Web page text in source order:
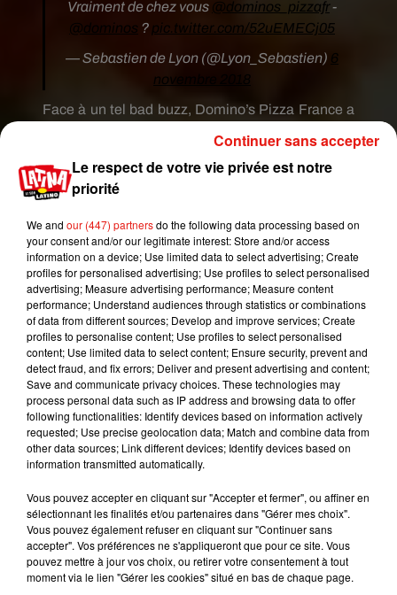
Publié : 13 novembre 2018 à 16h00 par Aurélie
Amcn
Vraiment de chez vous @dominos_pizzafr-
@dominos ? pic.twitter.com/52uEMECj05
— Sebastien de Lyon (@Lyon_Sebastien) 6
novembre 2018
Face à un tel bad buzz, Domino’s Pizza France a
Un tel comportement est
inacceptable et nuit fortement à l’image de notre
marque.Nous nous réservons le droit de porter
des faits(…).Nos équipes sont au travail pour
découvrir l’origine de la
vidéo. Domino’scondamne très fermement cet
acte.La qualité de nos produits et le service client
sont et demeurent nos priorités».
Nos équipes sont au travail pour découvrir
l’origine de la vidéo. Domino’s condamne très
fermement cet acte. La qualité des produits et le
service client sont et demeurent nos priorités
absolues. Nous nous réservons le droit de porter
l’affaire devant les tribunaux.
novembre 2018
Mundo Latino
Le respect de votre vie privée est notre
priorité
We and our (447) partnersdo the following data processing based on
your consent and/or our legitimate interest: Store and/or access
information on a device; Use limited data to select advertising; Create
profiles for personalised advertising; Use profiles to select personalised
advertising; Measure advertising performance; Measure content
performance; Understand audiences through statistics or combinations
of data from different sources; Develop and improve services; Create
profiles to personalise content; Use profiles to select personalised
content; Use limited data to select content; Ensure security, prevent and
detect fraud, and fix errors; Deliver and present advertising and content;
Save and communicate privacy choices. These technologies may
process personal data such as IP address and browsing data to offer
following functionalities: Identify devices based on information actively
requested; Use precise geolocation data; Match and combine data from
other data sources; Link different devices; Identify devices based on
information transmitted automatically.
Vous pouvez accepter en cliquant sur "Accepter et fermer", ou affiner en
sélectionnant les finalités et/ou partenaires dans "Gérer mes choix".
Vous pouvez également refuser en cliquant sur "Continuer sans
accepter". Vos préférences ne s'appliqueront que pour ce site. Vous
pouvez mettre à jour vos choix, ou retirer votre consentement à tout
moment via le lien "Gérer les cookies" situé en bas de chaque page.
Continuer sans accepter